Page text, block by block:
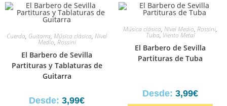
Cuerda, Guitarra, Música clásica, Nivel
Medio, Rossini
El Barbero de Sevilla
Partituras y Tablaturas de
Guitarra
Desde: 3,99€
Música clásica, Nivel Medio, Rossini,
Tuba,Viento Metal
El Barbero de Sevilla
Partituras de Tuba
Desde: 3,99€